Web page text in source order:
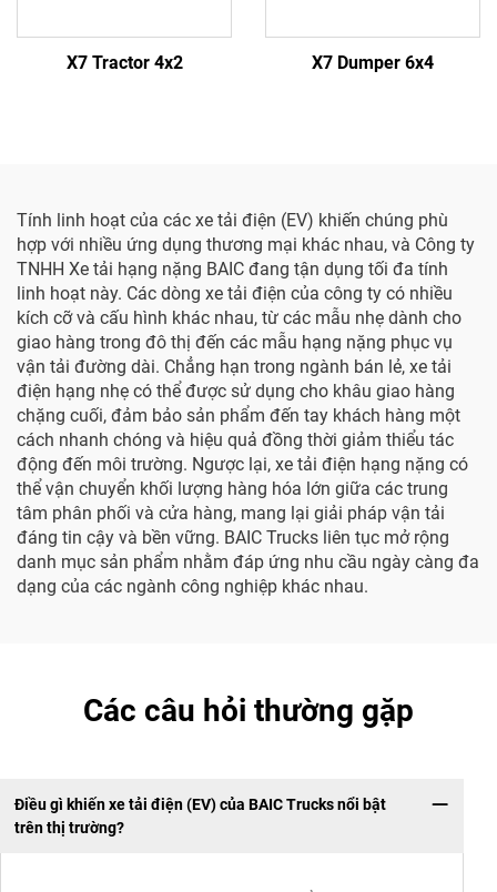
X7 Tractor 4x2 X7 Dumper 6x4
Tính linh hoạt của các xe tải điện (EV) khiến chúng phù
hợp với nhiều ứng dụng thương mại khác nhau, và Công ty
TNHH Xe tải hạng nặng BAIC đang tận dụng tối đa tính
linh hoạt này. Các dòng xe tải điện của công ty có nhiều
kích cỡ và cấu hình khác nhau, từ các mẫu nhẹ dành cho
giao hàng trong đô thị đến các mẫu hạng nặng phục vụ
vận tải đường dài. Chẳng hạn trong ngành bán lẻ, xe tải
điện hạng nhẹ có thể được sử dụng cho khâu giao hàng
chặng cuối, đảm bảo sản phẩm đến tay khách hàng một
cách nhanh chóng và hiệu quả đồng thời giảm thiểu tác
động đến môi trường. Ngược lại, xe tải điện hạng nặng có
thể vận chuyển khối lượng hàng hóa lớn giữa các trung
tâm phân phối và cửa hàng, mang lại giải pháp vận tải
đáng tin cậy và bền vững. BAIC Trucks liên tục mở rộng
danh mục sản phẩm nhằm đáp ứng nhu cầu ngày càng đa
dạng của các ngành công nghiệp khác nhau.
Các câu hỏi thường gặp
Điều gì khiến xe tải điện (EV) của BAIC Trucks nổi bật
trên thị trường?